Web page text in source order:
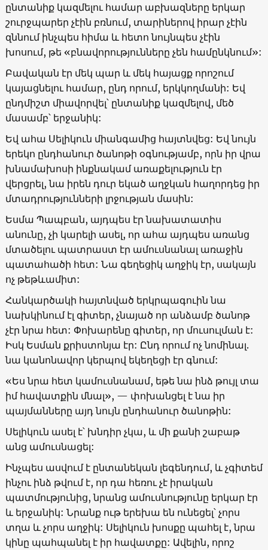
ընտանիք կազմելու համար աբխազները երկար
շուրջպարեր չէին բռնում, տարիներով իրար չէին
զննում ինչպես հիմա և հետո նույնպես չէին
խոսում, թե «բնավորությունները չեն համընկնում»:
Բավական էր մեկ պար և մեկ հայացք որոշում
կայացնելու համար, ընդ որում, երկկողմանի: Եվ
ընդմիշտ միավորվել՝ ընտանիք կազմելով, մեծ
մասամբ՝ երջանիկ:
Եվ ահա Սելիկուն միանգամից հայտնվեց: Եվ նույն
երեկո ընդհանուր ծանոթի օգնությամբ, որն իր վրա
խնամախոսի ինքնակամ առաքելություն էր
վերցրել, նա իրեն դուր եկած աղջկան հաղորդեց իր
մտադրությունների լրջության մասին:
Եսմա Պապբան, այդպես էր նախատատիս
անունը, չի կարելի ասել, որ ահա այդպես առանց
մտածելու պատրաստ էր ամուսնանալ առաջին
պատահածի հետ: Նա գեղեցիկ աղջիկ էր, սակայն
ոչ թեթևամիտ:
Հանկարծակի հայտնված երկրպագուին նա
նախկինում էլ գիտեր, չնայած որ անձամբ ծանոթ
չէր նրա հետ: Փոխարենը գիտեր, որ մուսուլման է:
Իսկ Եսման քրիստոնյա էր: Ընդ որում ոչ նոմինալ.
նա կանոնավոր կերպով եկեղեցի էր գնում:
«Ես նրա հետ կամուսնանամ, եթե նա ինձ թույլ տա
իմ հավատքին մնալ», — փոխանցել է նա իր
պայմանները այդ նույն ընդհանուր ծանոթին:
Սելիկուն ասել է՝ խնդիր չկա, և մի քանի շաբաթ
անց ամուսնացել:
Ինչպես ասվում է ընտանեկան լեգենդում, և չգիտեմ
ինչու ինձ թվում է, որ դա հեռու չէ իրական
պատմությունից, նրանց ամուսնությունը երկար էր
և երջանիկ: Նրանք ութ երեխա են ունեցել՝ չորս
տղա և չորս աղջիկ: Սելիկուն խոսքը պահել է, նրա
կինը պահպանել է իր հավատքը: Ավելին, որոշ